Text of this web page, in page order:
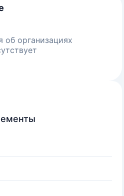
организациях